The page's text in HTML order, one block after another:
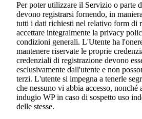
Per poter utilizzare il Servizio o parte
devono registrarsi fornendo, in
tutti i dati richiesti nel relativo form di
accettare integralmente la privacy
condizioni generali. L'Utente ha
mantenere riservate le proprie
credenziali di registrazione devono
esclusivamente dall'utente e non
terzi. L'utente si impegna a tenerle
che nessuno vi abbia accesso, nonché
indugio WP in caso di sospetto uso
delle stesse.